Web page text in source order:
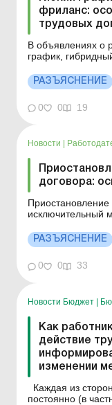
фриланс:
трудовых
В объявлениях о
график,
Больше по теме: Что общего между гибким и
индивидуальным
рабочего
РАЗЪЯСНЕНИЕ
0 0 19
Новости
договора:
Приостановление
исключительный
работу; работник
лишен
условия не
проигр...
РАЗЪЯСНЕНИЕ
0 0 33
Новости Бюджет |
Как
действие
изменении
Каждая из
постоянно (в